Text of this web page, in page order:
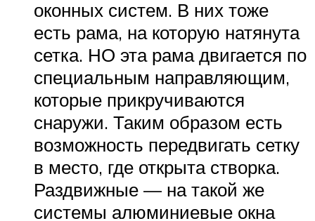
оконных систем. В них тоже
есть рама, на которую натянута
сетка. НО эта рама двигается по
специальным направляющим,
которые прикручиваются
снаружи. Таким образом есть
возможность передвигать сетку
в место, где открыта створка.
Раздвижные — на такой же
системы алюминиевые окна